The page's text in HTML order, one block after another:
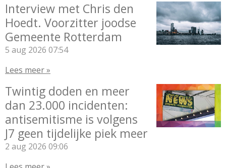
Interview met Chris den
Hoedt. Voorzitter joodse
Gemeente Rotterdam
5 aug 2026 07:54
Lees meer »
Twintig doden en meer
dan 23.000 incidenten:
antisemitisme is volgens
J7 geen tijdelijke piek meer
2 aug 2026 09:06